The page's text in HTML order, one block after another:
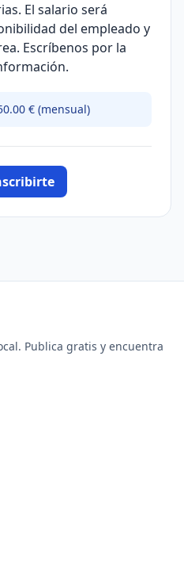
El salario será
del empleado y
Escríbenos por la
€ (mensual)
Publica gratis y encuentra